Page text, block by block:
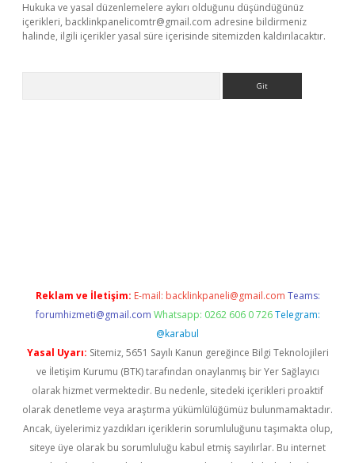
Hukuka ve yasal düzenlemelere aykırı olduğunu düşündüğünüz
içerikleri, backlinkpanelicomtr@gmail.com adresine bildirmeniz
halinde, ilgili içerikler yasal süre içerisinde sitemizden kaldırılacaktır.
Reklam ve İletişim: E-mail: backlinkpaneli@gmail.com Teams:
forumhizmeti@gmail.com Whatsapp: 0262 606 0 726 Telegram:
@karabul
Yasal Uyarı: Sitemiz, 5651 Sayılı Kanun gereğince Bilgi Teknolojileri
ve İletişim Kurumu (BTK) tarafından onaylanmış bir Yer Sağlayıcı
olarak hizmet vermektedir. Bu nedenle, sitedeki içerikleri proaktif
olarak denetleme veya araştırma yükümlülüğümüz bulunmamaktadır.
Ancak, üyelerimiz yazdıkları içeriklerin sorumluluğunu taşımakta olup,
siteye üye olarak bu sorumluluğu kabul etmiş sayılırlar. Bu internet